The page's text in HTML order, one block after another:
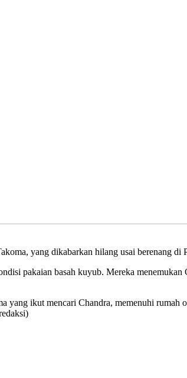
yang dikabarkan hilang usai berenang
pakaian basah kuyub. Mereka
yang ikut mencari Chandra, memenuhi rumah